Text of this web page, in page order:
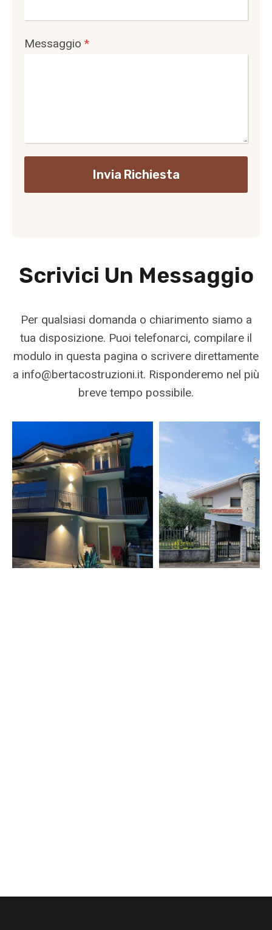
Messaggio *
Invia Richiesta
Scrivici Un Messaggio
Per qualsiasi domanda o chiarimento siamo a
tua disposizione. Puoi telefonarci, compilare il
modulo in questa pagina o scrivere direttamente
a info@bertacostruzioni.it. Risponderemo nel più
breve tempo possibile.